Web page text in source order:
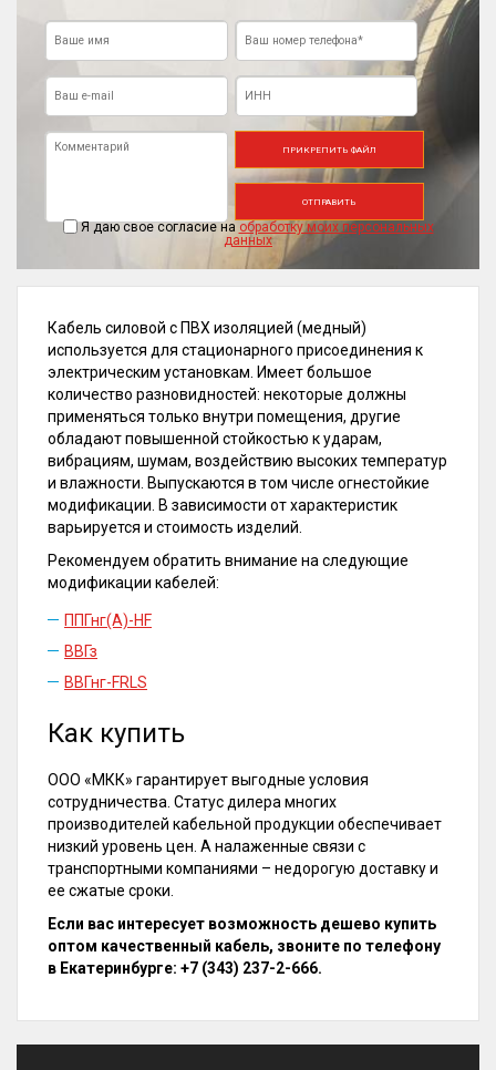
ПРИКРЕПИТЬ ФАЙЛ
Я даю свое согласие на обработку моих персональных
данных
ОТПРАВИТЬ
Кабель силовой с ПВХ изоляцией (медный)
используется для стационарного присоединения к
электрическим установкам. Имеет большое
количество разновидностей: некоторые должны
применяться только внутри помещения, другие
обладают повышенной стойкостью к ударам,
вибрациям, шумам, воздействию высоких температур
и влажности. Выпускаются в том числе огнестойкие
модификации. В зависимости от характеристик
варьируется и стоимость изделий.
Рекомендуем обратить внимание на следующие
модификации кабелей:
ППГнг(А)-HF
ВВГз
ВВГнг-FRLS
Как купить
ООО «МКК» гарантирует выгодные условия
сотрудничества. Статус дилера многих
производителей кабельной продукции обеспечивает
низкий уровень цен. А налаженные связи с
транспортными компаниями – недорогую доставку и
ее сжатые сроки.
Если вас интересует возможность дешево купить
оптом качественный кабель, звоните по телефону
в Екатеринбурге: +7 (343) 237-2-666.